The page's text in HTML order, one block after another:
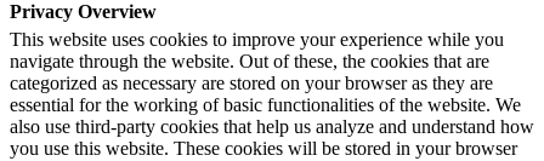
Privacy Overview
This website uses cookies to improve your experience while you
navigate through the website. Out of these, the cookies that are
categorized as necessary are stored on your browser as they are
essential for the working of basic functionalities of the website. We
also use third-party cookies that help us analyze and understand how
you use this website. These cookies will be stored in your browser